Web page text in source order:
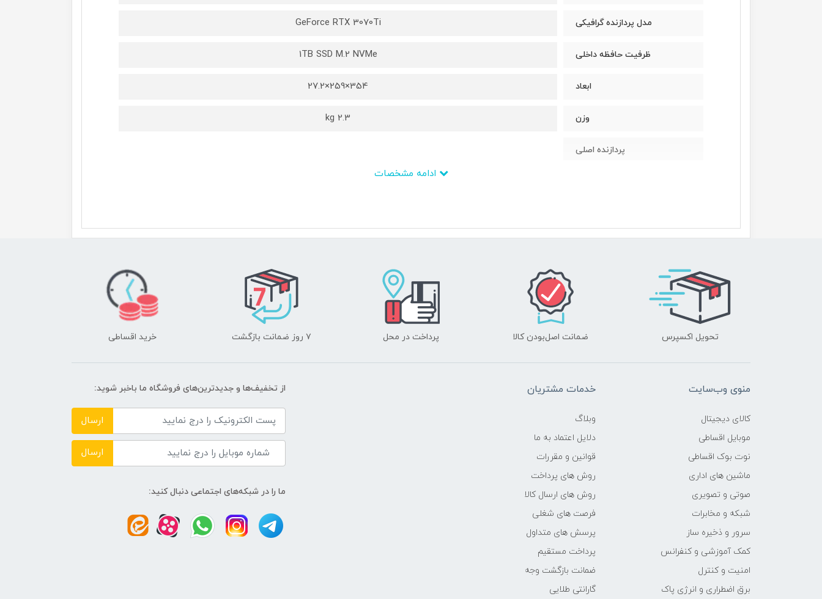
مدل پردازنده گرافیکی GeForce RTX 3070Ti
ظرفیت حافظه داخلی 1TB SSD M.2 NVMe
ابعاد 354×259×27.2
وزن 2.3 kg
پردازنده اصلی
3.3گیگاهرتز تا 4.9گیگاهرتز
حافظه ی رم
حافظه دستگاه
پردازنده ی گرافیکی
سازنده پردازنده گرافیکی
گرافیکی
تحویل اکسپرس ضمانت اصل‌بودن کالا پرداخت در محل ۷ روز ضمانت بازگشت خرید اقساطی
منوی وب‌سایت
کالای دیجیتال
موبایل اقساطی
نوت بوک اقساطی
ماشین های اداری
صوتی و تصویری
شبکه و مخابرات
سرور و ذخیره ساز
کمک آموزشی و کنفرانس
امنیت و کنترل
برق اضطراری و انرژی پاک
خدمات مشتریان
وبلاگ
دلایل اعتماد به ما
قوانین و مقررات
روش های پرداخت
روش های ارسال کالا
فرصت های شغلی
پرسش های متداول
پرداخت مستقیم
ضمانت بازگشت وجه
گارانتی طلایی
از تخفیف‌ها و جدیدترین‌های فروشگاه ما باخبر شوید:
ارسال
ارسال
ما را در شبکه‌های اجتماعی دنبال کنید: